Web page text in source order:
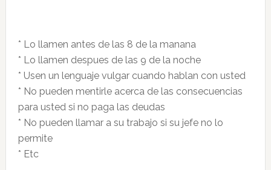
* Lo llamen antes de las 8 de la manana
* Lo llamen despues de las 9 de la noche
* Usen un lenguaje vulgar cuando hablan con usted
* No pueden mentirle acerca de las consecuencias
para usted si no paga las deudas
* No pueden llamar a su trabajo si su jefe no lo
permite
* Etc